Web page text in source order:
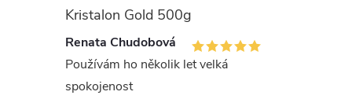
Kristalon Gold 500g
Renata Chudobová
Používám ho několik let velká
spokojenost